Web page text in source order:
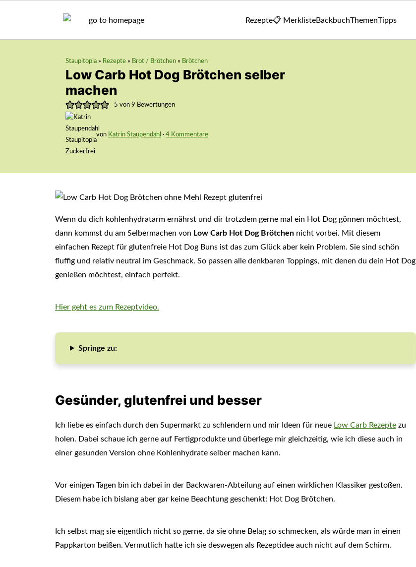
Rezepte📋 MerklisteBackbuchThemenTipps
Staupitopia » Rezepte » Brot / Brötchen » Brötchen
Low Carb Hot Dog Brötchen selber
machen
5 von 9 Bewertungen
von Katrin Staupendahl · 4 Kommentare
Wenn du dich kohlenhydratarm ernährst und dir trotzdem gerne mal ein Hot Dog gönnen möchtest,
dann kommst du am Selbermachen von Low Carb Hot Dog Brötchen nicht vorbei. Mit diesem
einfachen Rezept für glutenfreie Hot Dog Buns ist das zum Glück aber kein Problem. Sie sind schön
fluffig und relativ neutral im Geschmack. So passen alle denkbaren Toppings, mit denen du dein Hot Dog
genießen möchtest, einfach perfekt.
Hier geht es zum Rezeptvideo.
Springe zu:
Gesünder, glutenfrei und besser
Ich liebe es einfach durch den Supermarkt zu schlendern und mir Ideen für neue Low Carb Rezepte zu
holen. Dabei schaue ich gerne auf Fertigprodukte und überlege mir gleichzeitig, wie ich diese auch in
einer gesunden Version ohne Kohlenhydrate selber machen kann.
Vor einigen Tagen bin ich dabei in der Backwaren-Abteilung auf einen wirklichen Klassiker gestoßen.
Diesem habe ich bislang aber gar keine Beachtung geschenkt: Hot Dog Brötchen.
Ich selbst mag sie eigentlich nicht so gerne, da sie ohne Belag so schmecken, als würde man in einen
Pappkarton beißen. Vermutlich hatte ich sie deswegen als Rezeptidee auch nicht auf dem Schirm.